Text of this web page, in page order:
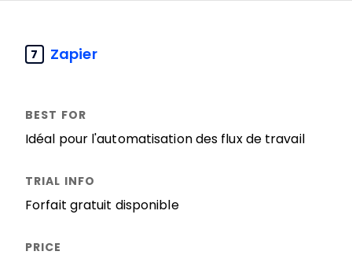
7 Zapier
Idéal pour l'automatisation des flux de travail
Forfait gratuit disponible